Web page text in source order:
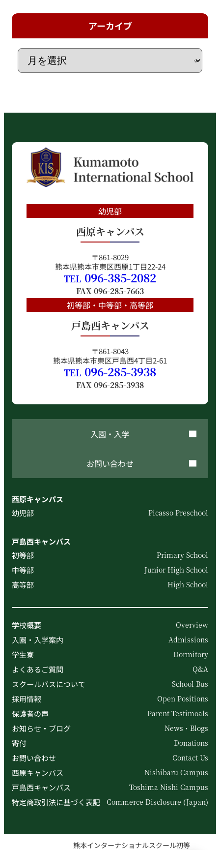
アーカイブ
幼児部
西原キャンパス
〒861-8029
熊本県熊本市東区西原1丁目22-24
TEL 096-385-2082
FAX 096-285-7663
初等部・中等部・高等部
戸島西キャンパス
〒861-8043
熊本県熊本市東区戸島西4丁目2-61
TEL 096-285-3938
FAX 096-285-3938
入園・入学
お問い合わせ
西原キャンパス
幼児部
Picasso Preschool
戸島西キャンパス
初等部
Primary School
中等部 Junior High School
高等部 High School
学校概要 Overview
入園・入学案内 Admissions
学生寮 Dormitory
よくあるご質問 Q&A
スクールバスについて School Bus
採用情報 Open Positions
保護者の声 Parent Testimoals
お知らせ・ブログ News・Blogs
寄付 Donations
お問い合わせ Contact Us
西原キャンパス Nishibaru Campus
戸島西キャンパス Toshima Nishi Campus
特定商取引法に基づく表記 Commerce Disclosure (Japan)
熊本インターナショナルスクール初等